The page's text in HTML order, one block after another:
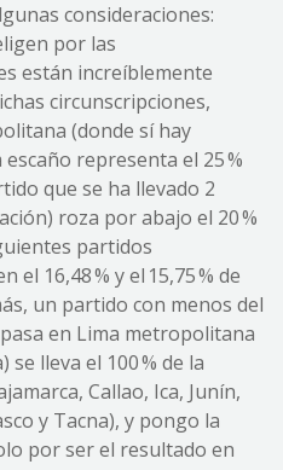
consideraciones:
por las
están increíblemente
circunscripciones,
(donde sí hay
representa el 25 %
que se ha llevado 2
roza por abajo el 20 %
partidos
16,48 % y el 15,75 % de
un partido con menos del
en Lima metropolitana
lleva el 100 % de la
Callao, Ica, Junín,
y Tacna), y pongo la
por ser el resultado en